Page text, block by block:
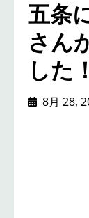
五条
さん
した！
8月 28,